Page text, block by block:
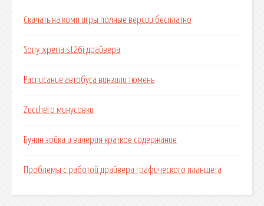
Скачать на комп игры полные версии бесплатно
Sony xperia st26i драйвера
Расписание автобуса винзили тюмень
Zucchero минусовки
Бунин зойка и валерия краткое содержание
Проблемы с работой драйвера графического планшета